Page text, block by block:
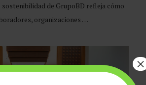
de GrupoBD refleja cómo
organizaciones …
×